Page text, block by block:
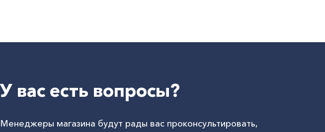
У вас есть вопросы?
Менеджеры магазина будут рады вас проконсультировать,